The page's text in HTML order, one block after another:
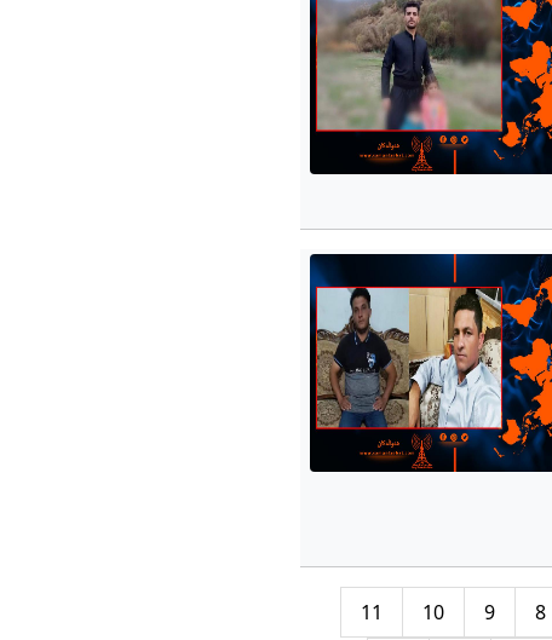
8
9
10
11